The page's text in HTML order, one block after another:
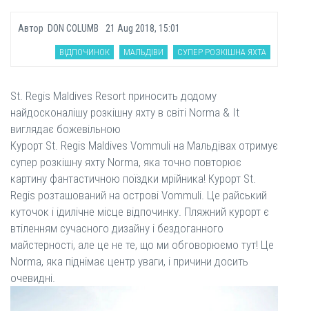
Автор DON COLUMB 21 Aug 2018, 15:01
ВІДПОЧИНОК МАЛЬДІВИ СУПЕР РОЗКІШНА ЯХТА
St. Regis Maldives Resort приносить додому
найдосконалішу розкішну яхту в світі Norma & It
виглядає божевільною
Курорт St. Regis Maldives Vommuli на Мальдівах отримує
супер розкішну яхту Norma, яка точно повторює
картину фантастичною поїздки мрійника! Курорт St.
Regis розташований на острові Vommuli. Це райський
куточок і ідилічне місце відпочинку. Пляжний курорт є
втіленням сучасного дизайну і бездоганного
майстерності, але це не те, що ми обговорюємо тут! Це
Norma, яка піднімає центр уваги, і причини досить
очевидні.